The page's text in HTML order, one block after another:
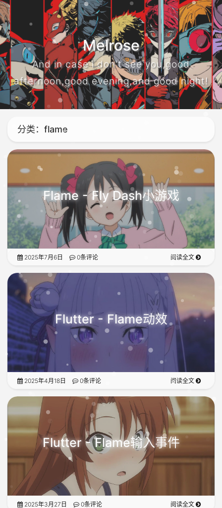
Melrose
And in case i don't see you,good
afternoon,good evening,and good night!
分类：flame
Flame - Fly Dash小游戏
2025年7月6日 0条评论 阅读全文
Flutter - Flame动效
2025年4月18日 0条评论 阅读全文
Flutter - Flame输入事件
2025年3月27日 0条评论 阅读全文